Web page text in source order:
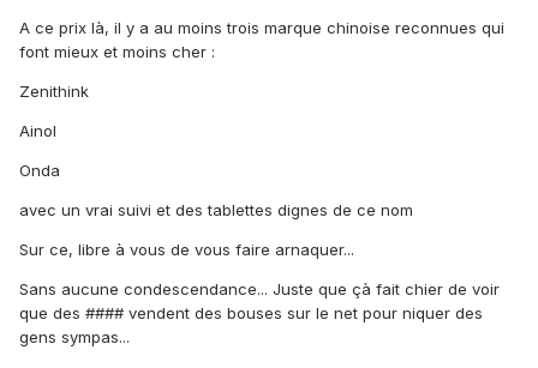
A ce prix là, il y a au moins trois marque chinoise reconnues qui
font mieux et moins cher :
Zenithink
Ainol
Onda
avec un vrai suivi et des tablettes dignes de ce nom
Sur ce, libre à vous de vous faire arnaquer...
Sans aucune condescendance... Juste que çà fait chier de voir
que des #### vendent des bouses sur le net pour niquer des
gens sympas...